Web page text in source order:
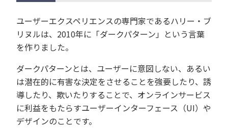
ユーザーエクスペリエンスの専門家であるハリー・ブ
リヌルは、2010年に「ダークパターン」という言葉
を作りました。
ダークパターンとは、ユーザーに意図しない、あるい
は潜在的に有害な決定をさせることを強要したり、誘
導したり、欺いたりすることで、オンラインサービス
に利益をもたらすユーザーインターフェース（UI）や
デザインのことです。